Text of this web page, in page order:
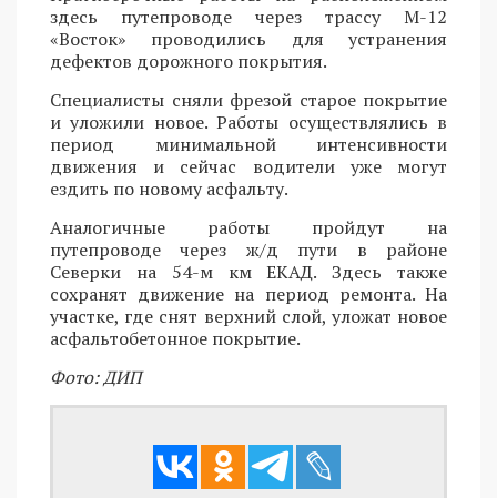
здесь путепроводе через трассу М-12
«Восток» проводились для устранения
дефектов дорожного покрытия.
Специалисты сняли фрезой старое покрытие
и уложили новое. Работы осуществлялись в
период минимальной интенсивности
движения и сейчас водители уже могут
ездить по новому асфальту.
Аналогичные работы пройдут на
путепроводе через ж/д пути в районе
Северки на 54-м км ЕКАД. Здесь также
сохранят движение на период ремонта. На
участке, где снят верхний слой, уложат новое
асфальтобетонное покрытие.
Фото: ДИП